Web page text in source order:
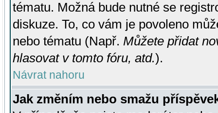
tématu. Možná bude nutné se
diskuze. To, co vám je povoleno
nebo tématu (Např. Můžete přidat
hlasovat v tomto fóru, atd.).
Návrat nahoru
Jak změním nebo smažu